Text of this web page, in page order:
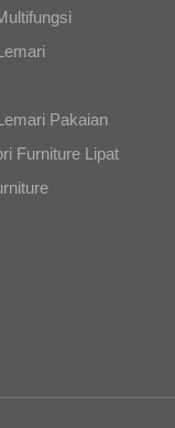
Pakaian
Furniture Lipat